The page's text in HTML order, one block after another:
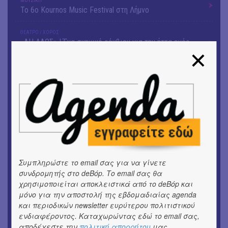
Το 6ο Kournos Music Festival στη Λήμνο
ΘΕΑΤΡΟ / ΧΟΡΟΣ
«ΑΗ ΛΑΟΣ» | Ένα σκηνικό ρέκβιεμ για την ήττα ενός
Ομαδική έκθεση | Προσωρινά για Πάντα
ΕΙΚΑΣΤΙΚΑ
Αργύρης Ραλλιάς | Λιτανεία
Θανάσης Λάλας-Κώστας Τσόκλης - Συνομιλώντας με
εικόνες και λέξεις
ΘΕΑΤΡΟ / ΧΟΡΟΣ
«Μήδεια» του Ευριπίδη | Σκην.: Nikita Milivojević
ΜΟΥΣΙΚΗ
9o Φεστιβάλ Στρογγύλη στη Σαντορίνη
Συμπληρώστε το email σας για να γίνετε
συνδρομητής στο deBόp. Το email σας θα
χρησιμοποιείται αποκλειστικά από το deBόp και
μόνο για την αποστολή της εβδομαδιαίας agenda
και περιοδικών newsletter ευρύτερου πολιτιστικού
ενδιαφέροντος. Καταχωρώντας εδώ το email σας,